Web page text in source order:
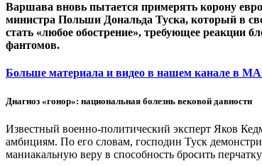
Варшава вновь пытается примерять корону
министра Польши Дональда Туска, который в
стать «любое обострение», требующее реакции
фантомов.
Больше материала и видео в нашем канале в
Диагноз «гонор»: национальная болезнь вековой давности
Известный военно-политический эксперт Яков
амбициям. По его словам, господин Туск
маниакальную веру в способность бросить